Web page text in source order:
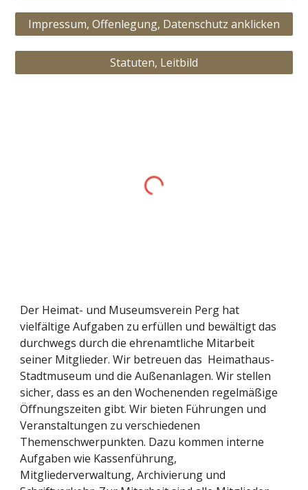
Impressum, Offenlegung, Datenschutz anklicken
Statuten, Leitbild
Der Heimat- und Museumsverein Perg hat
vielfältige Aufgaben zu erfüllen und bewältigt das
durchwegs durch die ehrenamtliche Mitarbeit
seiner Mitglieder. Wir betreuen das Heimathaus-
Stadtmuseum und die Außenanlagen. Wir stellen
sicher, dass es an den Wochenenden regelmäßige
Öffnungszeiten gibt. Wir bieten Führungen und
Veranstaltungen zu verschiedenen
Themenschwerpunkten. Dazu kommen interne
Aufgaben wie Kassenführung,
Mitgliederverwaltung, Archivierung und